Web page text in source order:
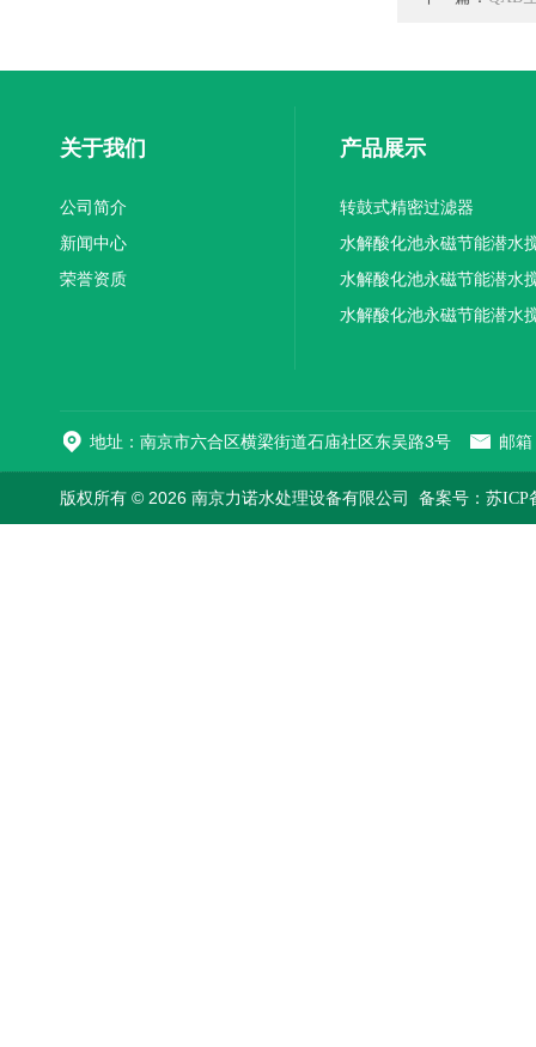
关于我们
公司简介
新闻中心
荣誉资质
产品展示
转鼓式精密过滤器
水解酸化池永磁节能潜水
机厂家供应
水解酸化池永磁节能潜水
机厂家直销
水解酸化池永磁节能潜水
地址：南京市六合区横梁街道石庙社区东吴路3号 邮
版权所有 © 2026 南京力诺水处理设备有限公司 备案号：苏ICP